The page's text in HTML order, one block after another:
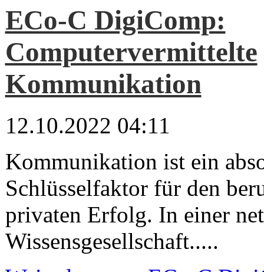
ECo-C DigiComp:
Computervermittelte
Kommunikation
12.10.2022 04:11
Kommunikation ist ein
Schlüsselfaktor für den
privaten Erfolg. In einer
Wissensgesellschaft.....